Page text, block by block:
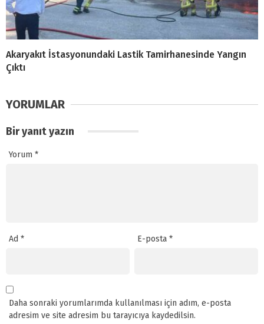
Akaryakıt İstasyonundaki Lastik Tamirhanesinde Yangın
Çıktı
YORUMLAR
Bir yanıt yazın
Yorum *
Ad * E-posta*
Daha sonraki yorumlarımda kullanılması için adım, e-posta
adresim ve site adresim bu tarayıcıya kaydedilsin.